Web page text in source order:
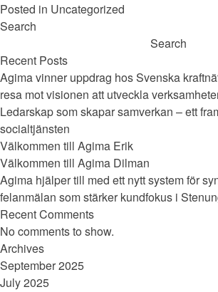
Posted in Uncategorized
Search
Search
Recent Posts
Agima vinner uppdrag hos Svenska
resa mot visionen att utveckla
Ledarskap som skapar samverkan – ett
socialtjänsten
Välkommen till Agima Erik
Välkommen till Agima Dilman
Agima hjälper till med ett nytt system för
felanmälan som stärker kundfokus i
Recent Comments
No comments to show.
Archives
September 2025
July 2025